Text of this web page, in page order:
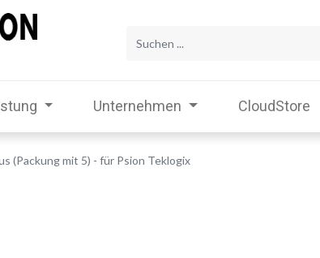
Unternehmen CloudStore
(Packung mit 5) - für Psion Teklogix